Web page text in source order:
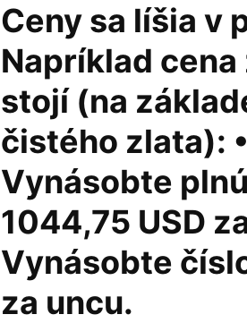
Ceny sa líšia v
Napríklad
stojí (na
čistého zlata):
Vynásobte
1044,75 USD
Vynásobte
za uncu.